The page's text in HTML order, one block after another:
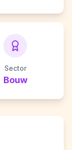
Sector
Bouw